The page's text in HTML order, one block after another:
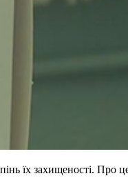
їх захищеності. Про